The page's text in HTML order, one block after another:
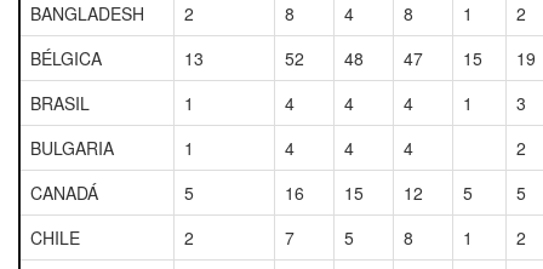
BANGLADESH
2 8 4 8 1
2
BÉLGICA
13 52 48 47 15
19
BRASIL
1 4 4 4 1
3
BULGARIA
1 4 4 4
2
CANADÁ
5 16 15 12 5
5
CHILE
2 7 5 8 1
2